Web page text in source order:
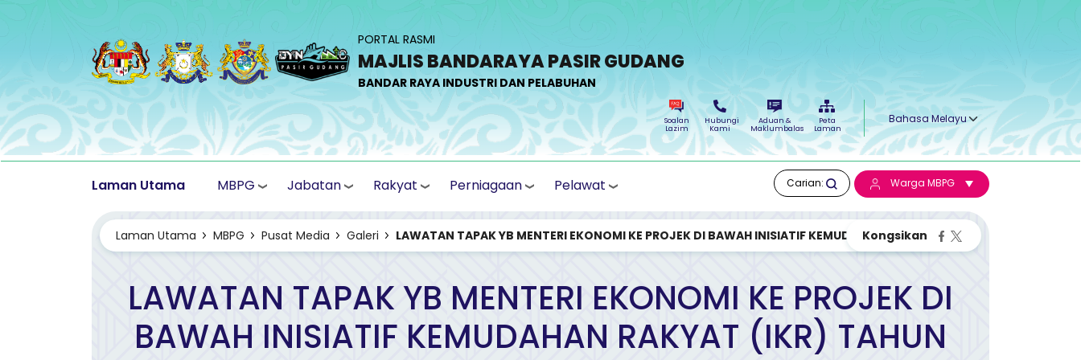
PORTAL RASMI
MAJLIS BANDARAYA PASIR GUDANG
BANDAR RAYA INDUSTRI DAN PELABUHAN
Soalan
Lazim
Hubungi
Kami
Aduan &
Maklumbalas
Peta
Laman
Select your language
Laman Utama MBPG Jabatan Rakyat Perniagaan Pelawat Carian: Warga MBPG
Laman Utama MBPG Pusat Media Galeri LAWATAN TAPAK YB MENTERI EKONOMI KE PROJEK DI BAWAH INISIATIF KEMUDAHAN RAKYA...
LAWATAN TAPAK YB MENTERI EKONOMI KE PROJEK DI
BAWAH INISIATIF KEMUDAHAN RAKYAT (IKR) TAHUN